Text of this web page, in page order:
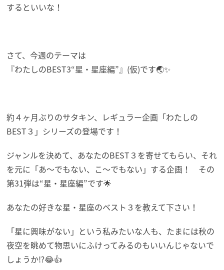
するといいな！
さて、今週のテーマは
『わたしのBEST3“星・星座編”』(仮)です🌏️✨
約４ヶ月ぶりのサタキン、レギュラー企画「わたしの
BEST３」シリーズの登場です！
ジャンルを決めて、あなたのBEST３を寄せてもらい、それ
を元に「あ～でもない、こ～でもない」する企画！ その
第31弾は“星・星座編”です🌟
あなたの好きな星・星座のベスト３を教えて下さい！
「星に興味がない」という私みたいな人も、たまには秋の
夜空を眺めて物思いにふけってみるのもいいんじゃないで
しょうか⁉😂👍